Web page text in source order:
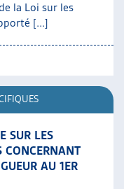
la Loi sur les
[...]
SUR LES
CONCERNANT
AU 1ER